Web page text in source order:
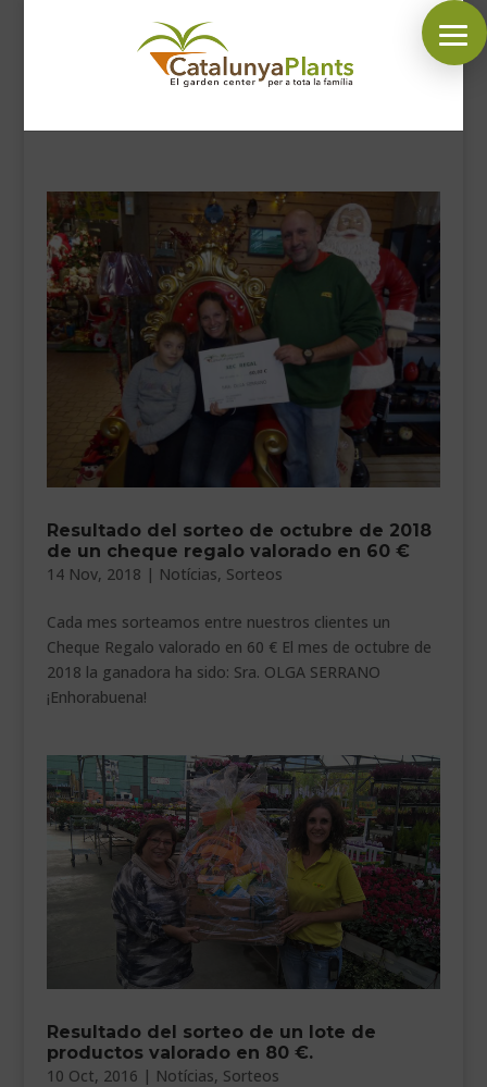
SÍGUENOS EN:
INICIO
PLANTAS
COMPLEMENTOS JARDÍN
MASCOTAS
DECORACIÓN
HORARIO GARDEN
CONTACTAR
VEURE EN CATALÀ
Resultado del sorteo de octubre de 2018
de un cheque regalo valorado en 60 €
14 Nov, 2018 | Notícias, Sorteos
Cada mes sorteamos entre nuestros clientes un
Cheque Regalo valorado en 60 € El mes de octubre de
2018 la ganadora ha sido: Sra. OLGA SERRANO
¡Enhorabuena!
Resultado del sorteo de un lote de
productos valorado en 80 €.
10 Oct, 2016 | Notícias, Sorteos